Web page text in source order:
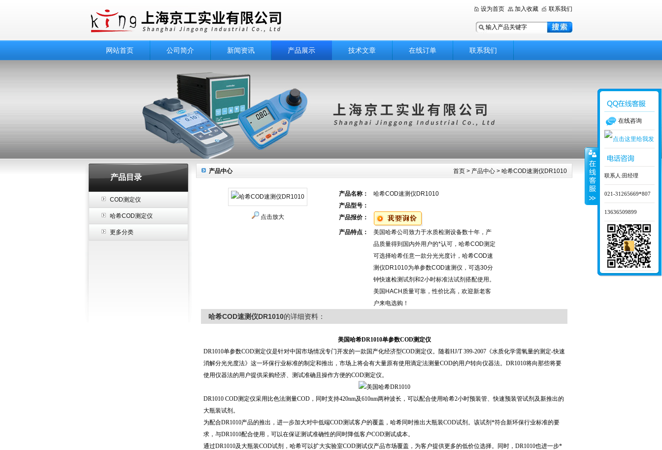
设为首页 加入收藏 联系我们
网站首页 公司简介 新闻资讯 产品展示 技术文章 在线订单 联系我们
产品目录
COD测定仪
哈希COD测定仪
更多分类
首页 > 产品中心 > 哈希COD速测仪DR1010
产品中心
点击放大
产品名称：
哈希COD速测仪DR1010
产品型号：
产品报价：
产品特点：
美国哈希公司致力于水质检测设备数十年，产
品质量得到国内外用户的*认可，哈希COD测定
可选择哈希任意一款分光光度计，哈希COD速
测仪DR1010为单参数COD速测仪，可选30分
钟快速检测试剂和2小时标准法试剂搭配使用。
美国HACH质量可靠，性价比高，欢迎新老客
户来电选购！
哈希COD速测仪DR1010的详细资料：
美国哈希DR1010单参数COD测定仪
DR1010单参数COD测定仪是针对中国市场情况专门开发的一款国产化经济型COD测定仪。随着HJ/T 399-2007《水质化学需氧量的测定-快速
消解分光光度法》这一环保行业标准的制定和推出，市场上将会有大量原有使用滴定法测量COD的用户转向仪器法。DR1010将向那些将要
使用仪器法的用户提供采购经济、测试准确且操作方便的COD测定仪。
DR1010 COD测定仪采用比色法测量COD，同时支持420nm及610nm两种波长，可以配合使用哈希2小时预装管、快速预装管试剂及新推出的
大瓶装试剂。
为配合DR1010产品的推出，进一步加大对中低端COD测试客户的覆盖，哈希同时推出大瓶装COD试剂。该试剂*符合新环保行业标准的要
求，与DR1010配合使用，可以在保证测试准确性的同时降低客户COD测试成本。
通过DR1010及大瓶装COD试剂，哈希可以扩大实验室COD测试仪产品市场覆盖，为客户提供更多的低价位选择。同时，DR1010也进一步*
在线咨询
联系人:田经理
021-31265669*807
13636509899